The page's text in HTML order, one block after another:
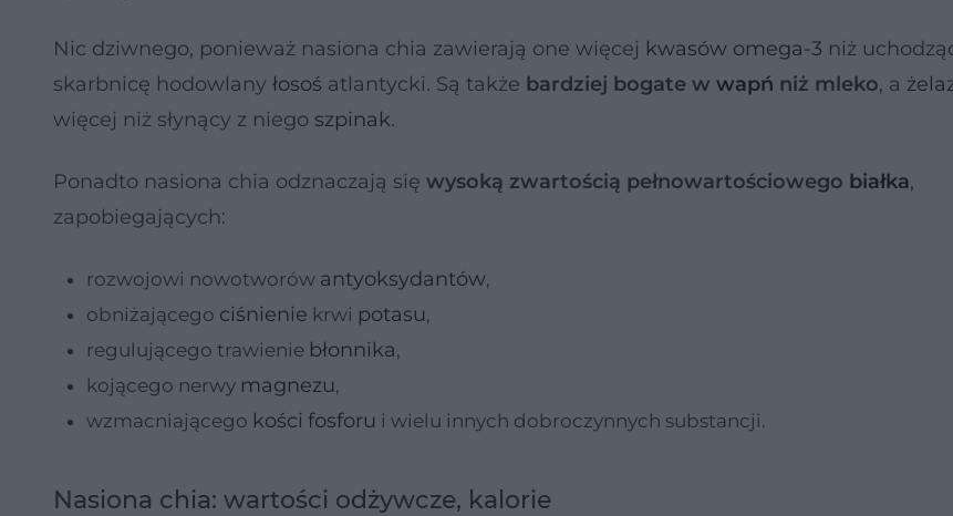
Nic dziwnego, ponieważ nasiona chia zawierają one więcej kwasów omega-3 niż
skarbnicę hodowlany łosoś atlantycki. Są także bardziej bogate w wapń niż mleko, a
więcej niż słynący z niego szpinak.
Ponadto nasiona chia odznaczają się wysoką zwartością pełnowartościowego białka,
zapobiegających:
rozwojowi nowotworów antyoksydantów,
obniżającego ciśnienie krwi potasu,
regulującego trawienie błonnika,
kojącego nerwy magnezu,
wzmacniającego kości fosforu i wielu innych dobroczynnych substancji.
Nasiona chia: wartości odżywcze, kalorie